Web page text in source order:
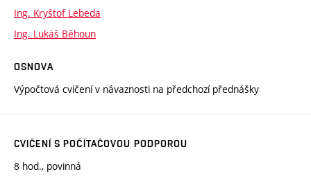
Ing. Kryštof Lebeda
Ing. Lukáš Běhoun
OSNOVA
Výpočtová cvičení v návaznosti na předchozí přednášky
CVIČENÍ S POČÍTAČOVOU PODPOROU
8 hod., povinná